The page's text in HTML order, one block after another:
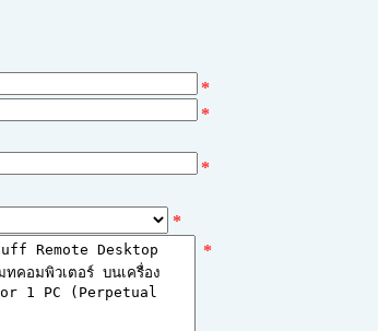
*
*
*
*
*